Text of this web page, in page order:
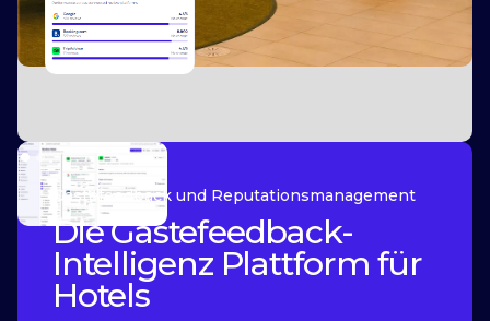
Gästefeedback und Reputationsmanagement
Die Gästefeedback-
Intelligenz Plattform für
Hotels
Slide 2 of 2.